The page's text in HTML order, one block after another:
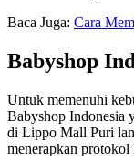
Baca Juga: Cara
Babyshop
Untuk memenuhi
Babyshop Indonesia
di Lippo Mall Puri
menerapkan protokol